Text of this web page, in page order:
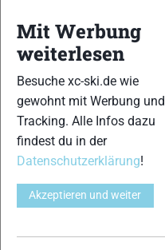
47
Mit Werbung
weiterlesen
Besuche xc-ski.de wie
gewohnt mit Werbung und
Tracking. Alle Infos dazu
findest du in der
Datenschutzerklärung!
Akzeptieren und weiter